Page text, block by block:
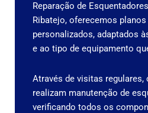
Reparação de
Ribatejo, oferecemos
personalizados, adaptados
e ao tipo de equipamento
Através de visitas
realizam manutenção de
verificando todos os